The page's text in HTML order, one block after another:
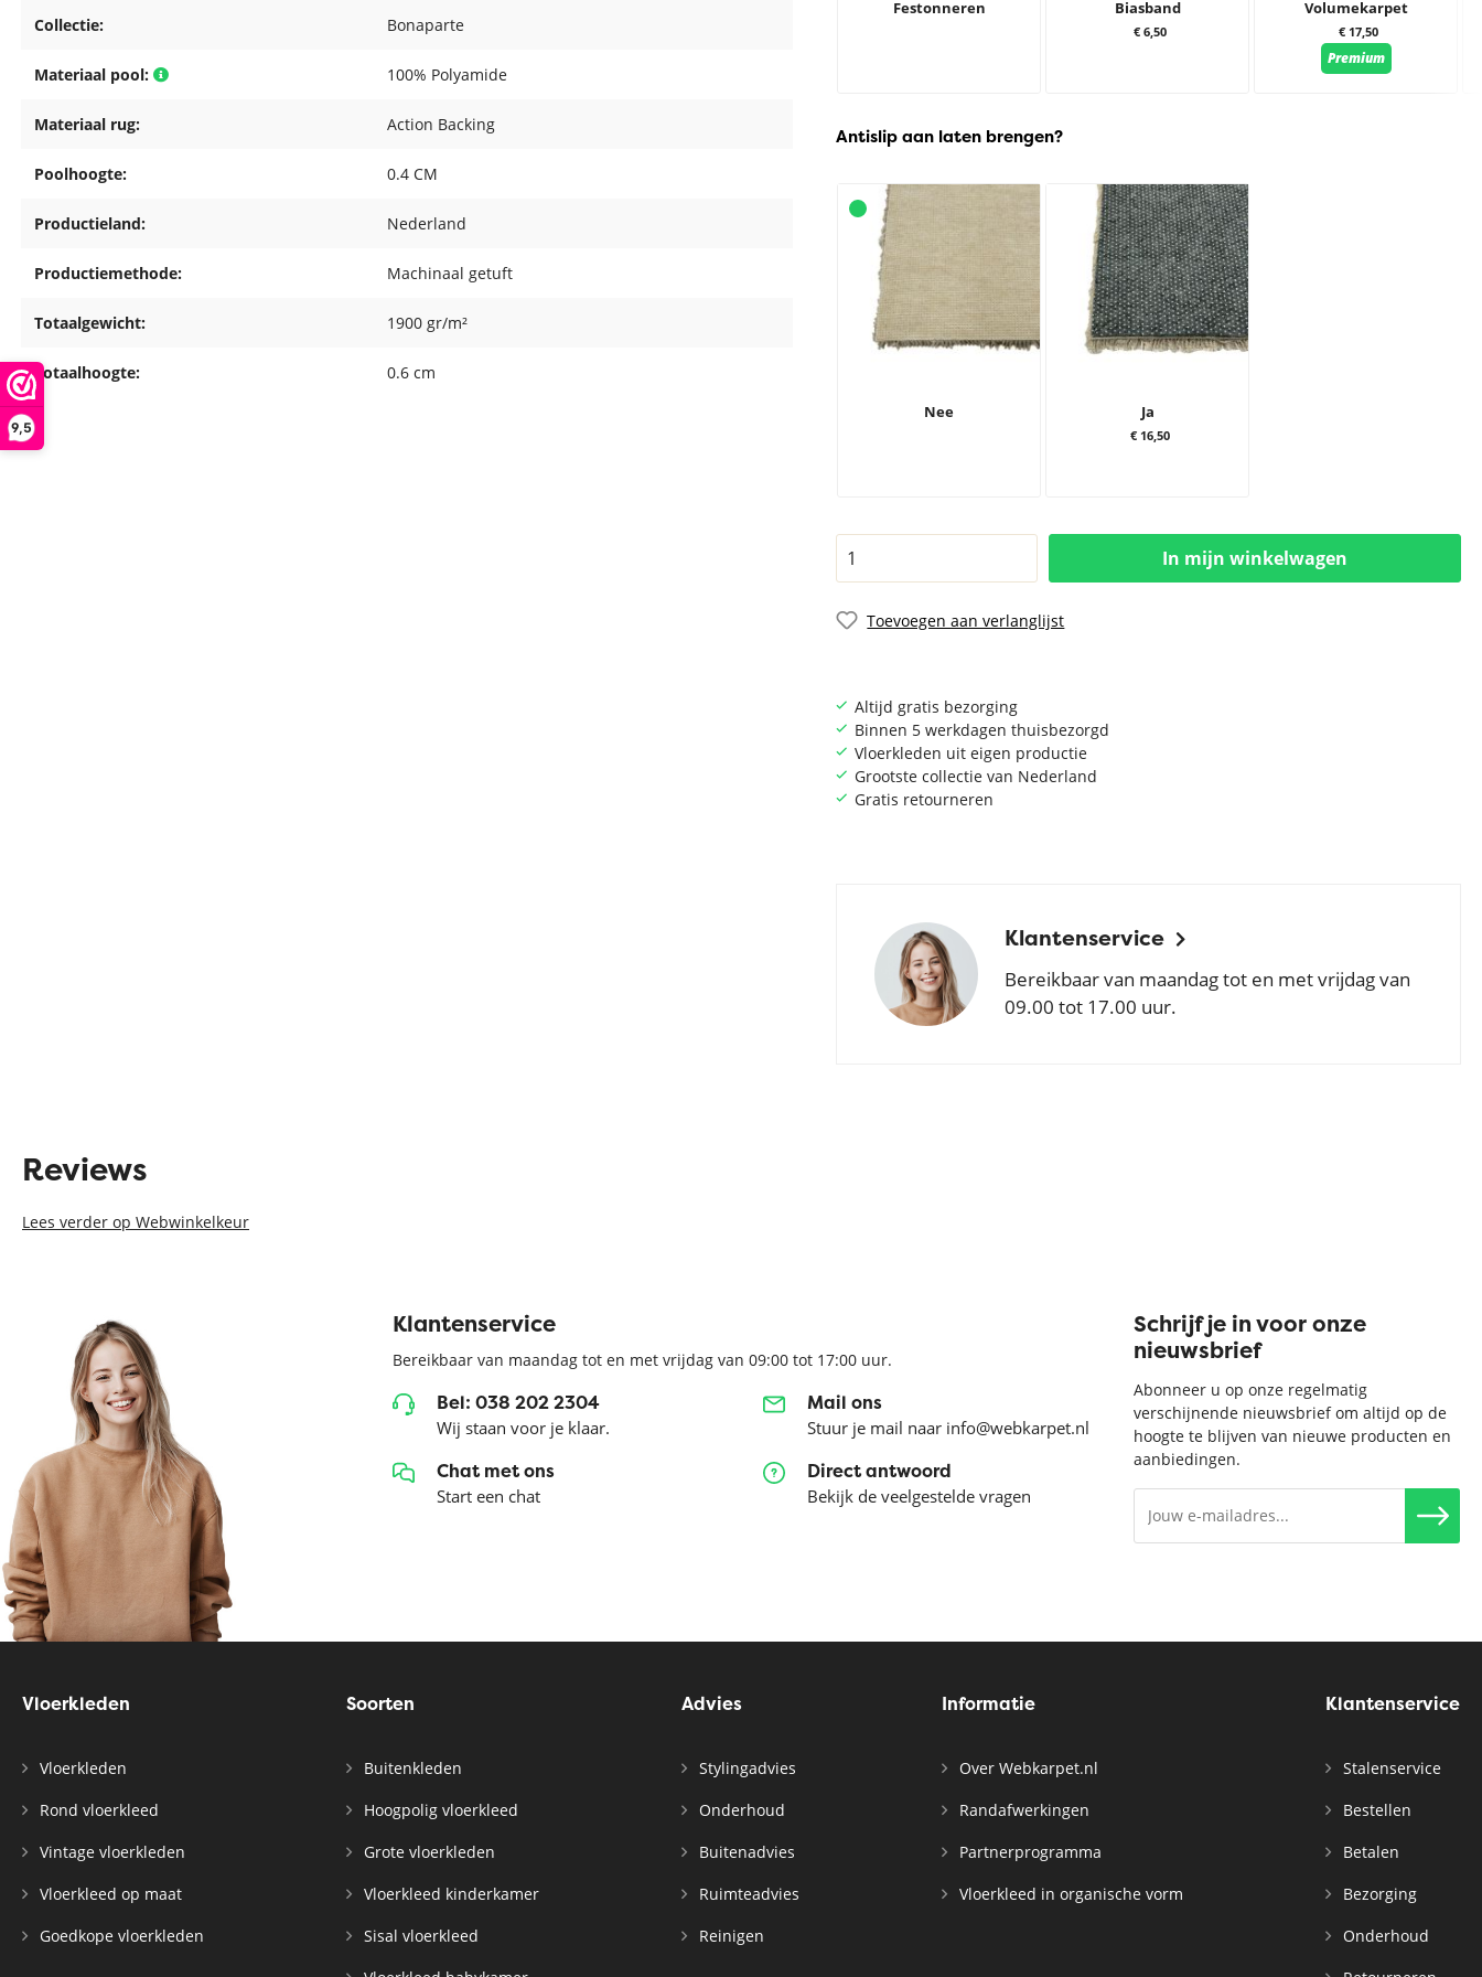
9,5
Festonneren Biasband
€ 6,50
Volumekarpet
€ 17,50
Premium
Antislip aan laten brengen?
Nee Ja
€ 16,50
In mijn winkelwagen
Toevoegen aan verlanglijst
Altijd gratis bezorging
Binnen 5 werkdagen thuisbezorgd
Vloerkleden uit eigen productie
Grootste collectie van Nederland
Gratis retourneren
Klantenservice
Bereikbaar van maandag tot en met vrijdag van
09.00 tot 17.00 uur.
Collectie: Bonaparte
Materiaal pool: 100% Polyamide
Materiaal rug: Action Backing
Poolhoogte: 0.4 CM
Productieland: Nederland
Productiemethode: Machinaal getuft
Totaalgewicht: 1900 gr/m²
Totaalhoogte: 0.6 cm
Reviews
Lees verder op Webwinkelkeur
Klantenservice
Bereikbaar van maandag tot en met vrijdag van 09:00 tot 17:00 uur.
Bel: 038 202 2304
Wij staan voor je klaar.
Mail ons
Stuur je mail naar info@webkarpet.nl
Chat met ons
Start een chat
Direct antwoord
Bekijk de veelgestelde vragen
Schrijf je in voor onze
nieuwsbrief
Abonneer u op onze regelmatig
verschijnende nieuwsbrief om altijd op de
hoogte te blijven van nieuwe producten en
aanbiedingen.
Vloerkleden
Vloerkleden
Rond vloerkleed
Vintage vloerkleden
Vloerkleed op maat
Goedkope vloerkleden
Soorten
Buitenkleden
Hoogpolig vloerkleed
Grote vloerkleden
Vloerkleed kinderkamer
Sisal vloerkleed
Advies
Stylingadvies
Onderhoud
Buitenadvies
Ruimteadvies
Reinigen
Informatie
Over Webkarpet.nl
Randafwerkingen
Partnerprogramma
Vloerkleed in organische vorm
Klantenservice
Stalenservice
Bestellen
Betalen
Bezorging
Onderhoud